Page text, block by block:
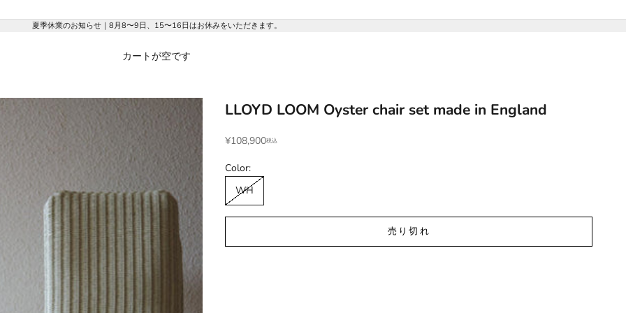
夏季休業のお知らせ｜8月8〜9日、15〜16日はお休みをいただきます。
カートが空です
LLOYD LOOM Oyster chair set made in England
セール価格
¥108,900
Color:
WH
売り切れ